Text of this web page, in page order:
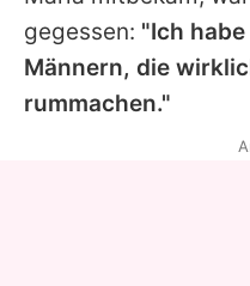
gegessen: "Ich
Männern, die
rummachen."